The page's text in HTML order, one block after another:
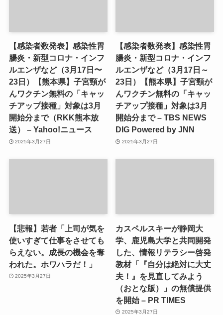
【感染者数発表】感染性胃
腸炎・新型コロナ・インフ
ルエンザなど（3月17日〜
23日）【熊本県】子宮頸が
んワクチン無料の「キャッ
チアップ接種」対象は3月
開始分まで（RKK熊本放
送） – Yahoo!ニュース
2025年3月27日
【感染者数発表】感染性胃
腸炎・新型コロナ・インフ
ルエンザなど（3月17日～
23日）【熊本県】子宮頸が
んワクチン無料の「キャッ
チアップ接種」対象は3月
開始分まで – TBS NEWS
DIG Powered by JNN
2025年3月27日
【悲報】若者「上司が気を
使いすぎて仕事をさせても
らえない。成長の機会を奪
われた。ホワハラだ！」
2025年3月27日
カスペルスキーが静岡大
学、鹿児島大学と共同開発
した、情報リテラシー啓発
教材「『自分は絶対に大丈
夫！』を見直してみよう
（おとな版）」の無償提供
を開始 – PR TIMES
2025年3月27日